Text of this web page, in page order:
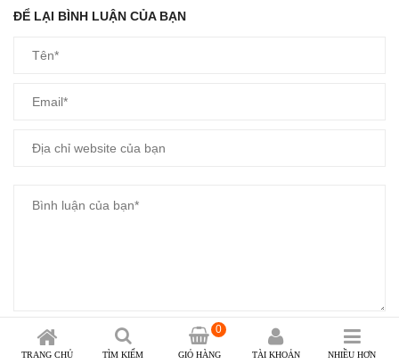
ĐỂ LẠI BÌNH LUẬN CỦA BẠN
GỬI YÊU CẦU
TRANG CHỦ TÌM KIẾM
0
GIỎ HÀNG TÀI KHOẢN NHIỀU HƠN